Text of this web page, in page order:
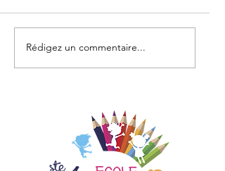
Journée maths
Rédigez un commentaire...